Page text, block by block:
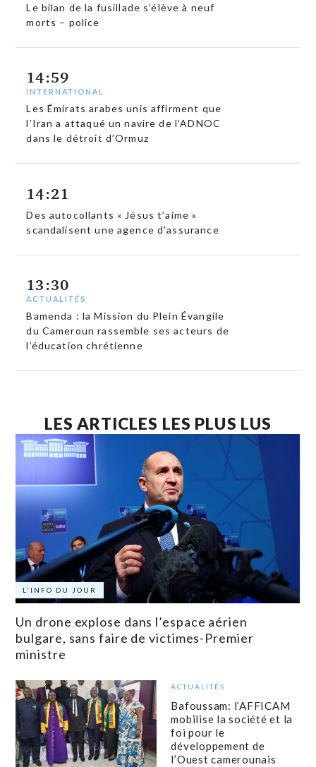
Le bilan de la fusillade s’élève à neuf
morts – police
14:59
INTERNATIONAL
Les Émirats arabes unis affirment que
l’Iran a attaqué un navire de l’ADNOC
dans le détroit d’Ormuz
14:21
Des autocollants « Jésus t’aime »
scandalisent une agence d’assurance
13:30
ACTUALITÉS
Bamenda : la Mission du Plein Évangile
du Cameroun rassemble ses acteurs de
l’éducation chrétienne
LES ARTICLES LES PLUS LUS
L'INFO DU JOUR
Un drone explose dans l’espace aérien
bulgare, sans faire de victimes-Premier
ministre
ACTUALITÉS
Bafoussam: l’AFFICAM
mobilise la société et la
foi pour le
développement de
l’Ouest camerounais